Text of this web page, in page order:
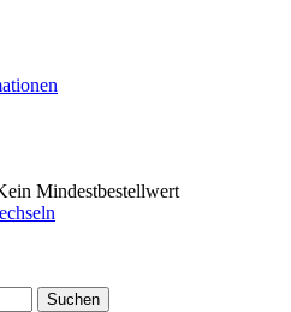
Mindestbestellwert
Suchen